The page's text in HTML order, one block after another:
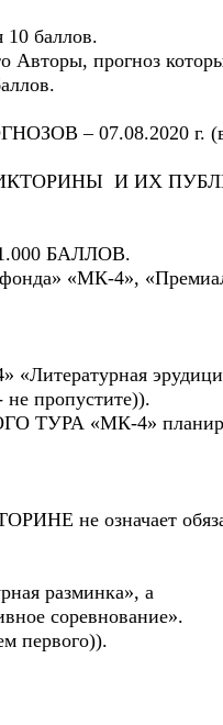
10 баллов.
Авторы, прогноз
– 07.08.2020 г. (в
И ИХ
БАЛЛОВ.
«МК-4»,
пропустите)).
«МК-4»
не означает
разминка», а
соревнование».
первого)).